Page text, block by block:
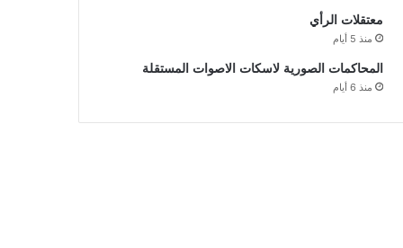
معتقلات الرأي
منذ 5 أيام
المحاكمات الصورية لاسكات الاصوات المستقلة
منذ 6 أيام